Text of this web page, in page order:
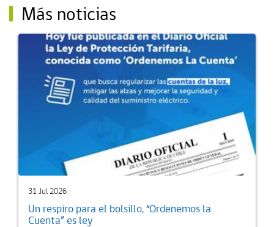
Más noticias
31 Jul 2026
Un respiro para el bolsillo, “Ordenemos la
Cuenta” es ley